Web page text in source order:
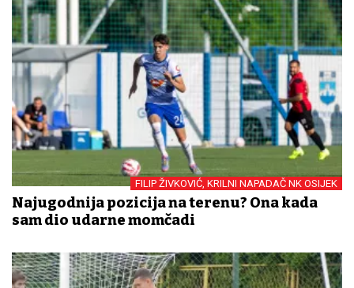
FILIP ŽIVKOVIĆ, KRILNI NAPADAČ NK OSIJEK
Najugodnija pozicija na terenu? Ona kada
sam dio udarne momčadi